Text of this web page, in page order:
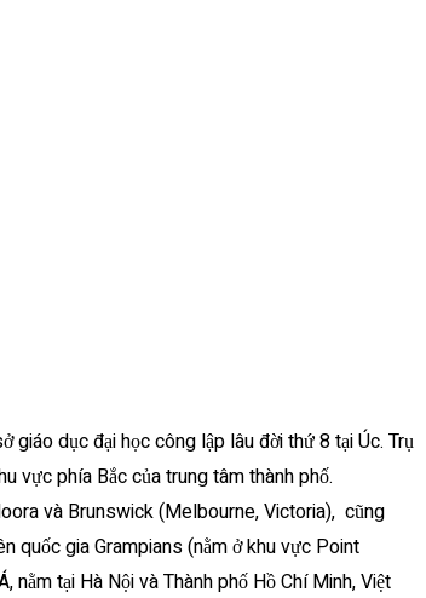
giáo dục đại học công lập lâu đời thứ 8 tại Úc. Trụ
vực phía Bắc của trung tâm thành phố.
và Brunswick (Melbourne, Victoria), cũng
quốc gia Grampians (nằm ở khu vực Point
nằm tại Hà Nội và Thành phố Hồ Chí Minh, Việt